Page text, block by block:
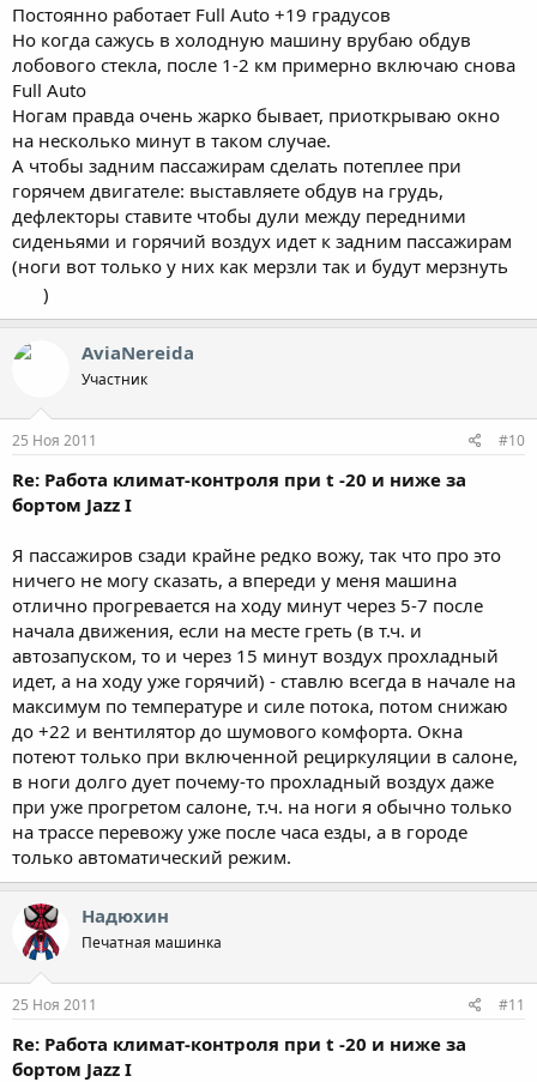
Постоянно работает Full Auto +19 градусов
Но когда сажусь в холодную машину врубаю обдув
лобового стекла, после 1-2 км примерно включаю снова
Full Auto
Ногам правда очень жарко бывает, приоткрываю окно
на несколько минут в таком случае.
А чтобы задним пассажирам сделать потеплее при
горячем двигателе: выставляете обдув на грудь,
дефлекторы ставите чтобы дули между передними
сиденьями и горячий воздух идет к задним пассажирам
(ноги вот только у них как мерзли так и будут мерзнуть
)
AviaNereida
Участник
25 Ноя 2011 #10
Re: Работа климат-контроля при t -20 и ниже за
бортом Jazz I
Я пассажиров сзади крайне редко вожу, так что про это
ничего не могу сказать, а впереди у меня машина
отлично прогревается на ходу минут через 5-7 после
начала движения, если на месте греть (в т.ч. и
автозапуском, то и через 15 минут воздух прохладный
идет, а на ходу уже горячий) - ставлю всегда в начале на
максимум по температуре и силе потока, потом снижаю
до +22 и вентилятор до шумового комфорта. Окна
потеют только при включенной рециркуляции в салоне,
в ноги долго дует почему-то прохладный воздух даже
при уже прогретом салоне, т.ч. на ноги я обычно только
на трассе перевожу уже после часа езды, а в городе
только автоматический режим.
Надюхин
Печатная машинка
25 Ноя 2011 #11
Re: Работа климат-контроля при t -20 и ниже за
бортом Jazz I